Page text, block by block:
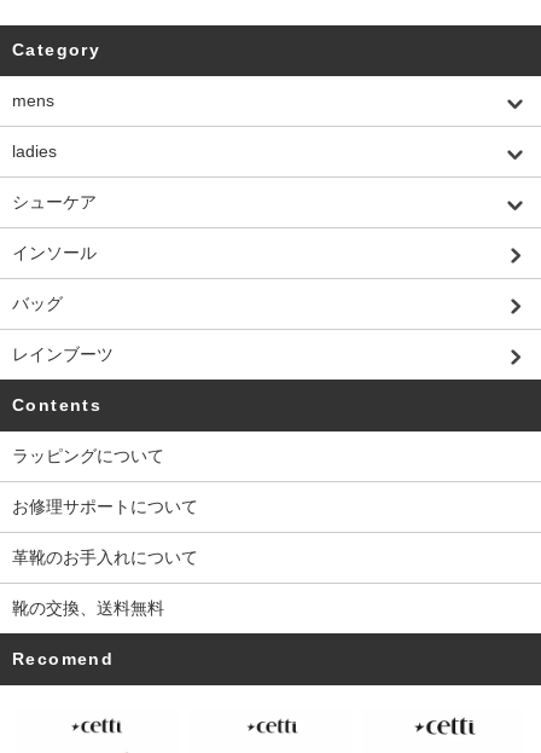
Category
mens
ladies
シューケア
インソール
バッグ
レインブーツ
Contents
ラッピングについて
お修理サポートについて
革靴のお手入れについて
靴の交換、送料無料
Recomend